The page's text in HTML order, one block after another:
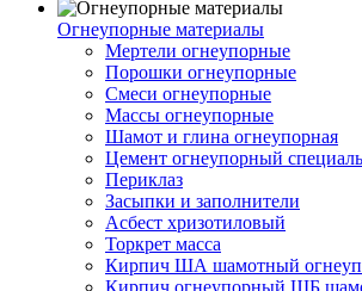
Огнеупорные материалы
Мертели огнеупорные
Порошки огнеупорные
Смеси огнеупорные
Массы огнеупорные
Шамот и глина огнеупорная
Цемент огнеупорный
Периклаз
Засыпки и заполнители
Асбест хризотиловый
Торкрет масса
Кирпич ША шамотный
Кирпич огнеупорный ШБ